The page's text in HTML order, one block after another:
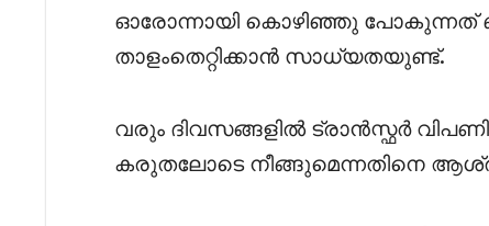
ഓരോന്നായി കൊഴിഞ്ഞു പോകുന്നത്
താളംതെറ്റിക്കാൻ സാധ്യതയുണ്ട്.
വരും ദിവസങ്ങളിൽ ട്രാൻസ്ഫർ
കരുതലോടെ നീങ്ങുമെന്നതിനെ